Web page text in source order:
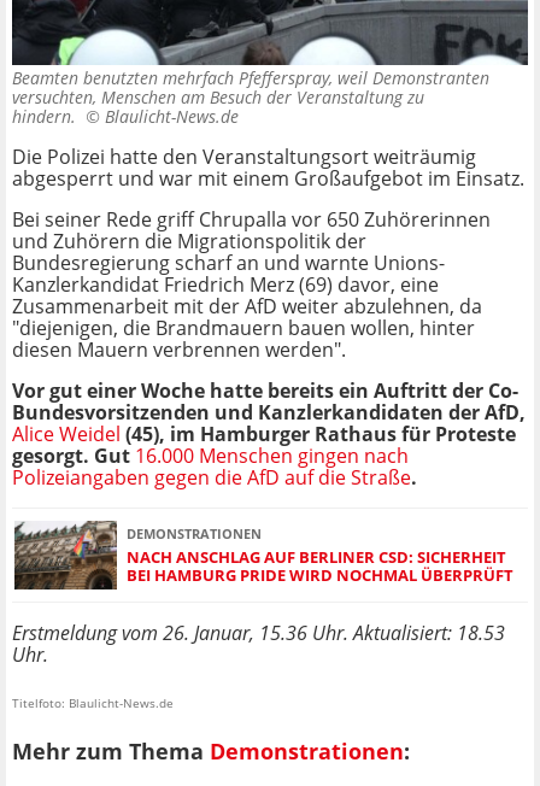
Beamten benutzten mehrfach Pfefferspray, weil Demonstranten
versuchten, Menschen am Besuch der Veranstaltung zu
hindern. © Blaulicht-News.de
Die Polizei hatte den Veranstaltungsort weiträumig
abgesperrt und war mit einem Großaufgebot im Einsatz.
Bei seiner Rede griff Chrupalla vor 650 Zuhörerinnen
und Zuhörern die Migrationspolitik der
Bundesregierung scharf an und warnte Unions-
Kanzlerkandidat Friedrich Merz (69) davor, eine
Zusammenarbeit mit der AfD weiter abzulehnen, da
"diejenigen, die Brandmauern bauen wollen, hinter
diesen Mauern verbrennen werden".
Vor gut einer Woche hatte bereits ein Auftritt der Co-
Bundesvorsitzenden und Kanzlerkandidaten der AfD,
Alice Weidel (45), im Hamburger Rathaus für Proteste
gesorgt. Gut 16.000 Menschen gingen nach
Polizeiangaben gegen die AfD auf die Straße.
DEMONSTRATIONEN
NACH ANSCHLAG AUF BERLINER CSD: SICHERHEIT
BEI HAMBURG PRIDE WIRD NOCHMAL ÜBERPRÜFT
Erstmeldung vom 26. Januar, 15.36 Uhr. Aktualisiert: 18.53
Uhr.
Titelfoto: Blaulicht-News.de
Mehr zum Thema Demonstrationen: